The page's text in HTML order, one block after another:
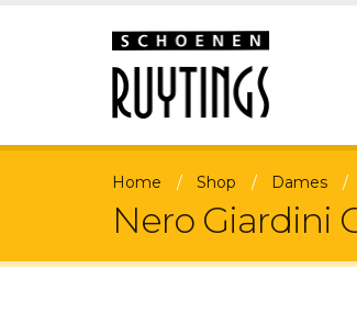
Home Shop Dames
Nero Giardini